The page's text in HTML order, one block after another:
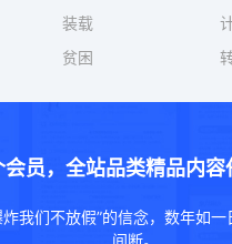
装载
贫困
会员，全站品类精品内容
我们不放假”的信念，数年如
间断。